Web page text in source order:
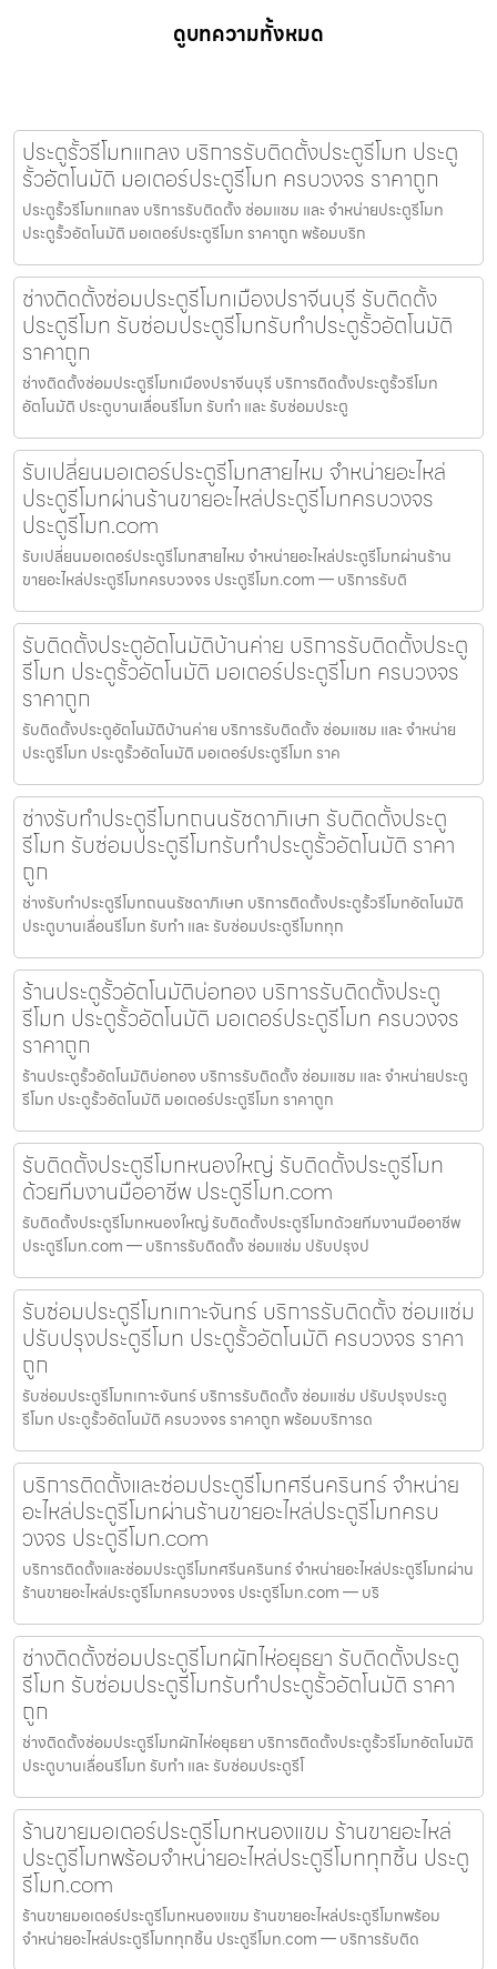
ดูบทความทั้งหมด
ประตูรั้วรีโมทแกลง บริการรับติดตั้งประตูรีโมท ประตู
รั้วอัตโนมัติ มอเตอร์ประตูรีโมท ครบวงจร ราคาถูก
ประตูรั้วรีโมทแกลง บริการรับติดตั้ง ซ่อมแซม และ จำหน่ายประตูรีโมท
ประตูรั้วอัตโนมัติ มอเตอร์ประตูรีโมท ราคาถูก พร้อมบริก
ช่างติดตั้งซ่อมประตูรีโมทเมืองปราจีนบุรี รับติดตั้ง
ประตูรีโมท รับซ่อมประตูรีโมทรับทำประตูรั้วอัตโนมัติ
ราคาถูก
ช่างติดตั้งซ่อมประตูรีโมทเมืองปราจีนบุรี บริการติดตั้งประตูรั้วรีโมท
อัตโนมัติ ประตูบานเลื่อนรีโมท รับทำ และ รับซ่อมประตู
รับเปลี่ยนมอเตอร์ประตูรีโมทสายไหม จำหน่ายอะไหล่
ประตูรีโมทผ่านร้านขายอะไหล่ประตูรีโมทครบวงจร
ประตูรีโมท.com
รับเปลี่ยนมอเตอร์ประตูรีโมทสายไหม จำหน่ายอะไหล่ประตูรีโมทผ่านร้าน
ขายอะไหล่ประตูรีโมทครบวงจร ประตูรีโมท.com — บริการรับติ
รับติดตั้งประตูอัตโนมัติบ้านค่าย บริการรับติดตั้งประตู
รีโมท ประตูรั้วอัตโนมัติ มอเตอร์ประตูรีโมท ครบวงจร
ราคาถูก
รับติดตั้งประตูอัตโนมัติบ้านค่าย บริการรับติดตั้ง ซ่อมแซม และ จำหน่าย
ประตูรีโมท ประตูรั้วอัตโนมัติ มอเตอร์ประตูรีโมท ราค
ช่างรับทำประตูรีโมทถนนรัชดาภิเษก รับติดตั้งประตู
รีโมท รับซ่อมประตูรีโมทรับทำประตูรั้วอัตโนมัติ ราคา
ถูก
ช่างรับทำประตูรีโมทถนนรัชดาภิเษก บริการติดตั้งประตูรั้วรีโมทอัตโนมัติ
ประตูบานเลื่อนรีโมท รับทำ และ รับซ่อมประตูรีโมททุก
ร้านประตูรั้วอัตโนมัติบ่อทอง บริการรับติดตั้งประตู
รีโมท ประตูรั้วอัตโนมัติ มอเตอร์ประตูรีโมท ครบวงจร
ราคาถูก
ร้านประตูรั้วอัตโนมัติบ่อทอง บริการรับติดตั้ง ซ่อมแซม และ จำหน่ายประตู
รีโมท ประตูรั้วอัตโนมัติ มอเตอร์ประตูรีโมท ราคาถูก
รับติดตั้งประตูรีโมทหนองใหญ่ รับติดตั้งประตูรีโมท
ด้วยทีมงานมืออาชีพ ประตูรีโมท.com
รับติดตั้งประตูรีโมทหนองใหญ่ รับติดตั้งประตูรีโมทด้วยทีมงานมืออาชีพ
ประตูรีโมท.com — บริการรับติดตั้ง ซ่อมแซ่ม ปรับปรุงป
รับซ่อมประตูรีโมทเกาะจันทร์ บริการรับติดตั้ง ซ่อมแซ่ม
ปรับปรุงประตูรีโมท ประตูรั้วอัตโนมัติ ครบวงจร ราคา
ถูก
รับซ่อมประตูรีโมทเกาะจันทร์ บริการรับติดตั้ง ซ่อมแซ่ม ปรับปรุงประตู
รีโมท ประตูรั้วอัตโนมัติ ครบวงจร ราคาถูก พร้อมบริการด
บริการติดตั้งและซ่อมประตูรีโมทศรีนครินทร์ จำหน่าย
อะไหล่ประตูรีโมทผ่านร้านขายอะไหล่ประตูรีโมทครบ
วงจร ประตูรีโมท.com
บริการติดตั้งและซ่อมประตูรีโมทศรีนครินทร์ จำหน่ายอะไหล่ประตูรีโมทผ่าน
ร้านขายอะไหล่ประตูรีโมทครบวงจร ประตูรีโมท.com — บริ
ช่างติดตั้งซ่อมประตูรีโมทผักไห่อยุธยา รับติดตั้งประตู
รีโมท รับซ่อมประตูรีโมทรับทำประตูรั้วอัตโนมัติ ราคา
ถูก
ช่างติดตั้งซ่อมประตูรีโมทผักไห่อยุธยา บริการติดตั้งประตูรั้วรีโมทอัตโนมัติ
ประตูบานเลื่อนรีโมท รับทำ และ รับซ่อมประตูรีโ
ร้านขายมอเตอร์ประตูรีโมทหนองแขม ร้านขายอะไหล่
ประตูรีโมทพร้อมจำหน่ายอะไหล่ประตูรีโมททุกชิ้น ประตู
รีโมท.com
ร้านขายมอเตอร์ประตูรีโมทหนองแขม ร้านขายอะไหล่ประตูรีโมทพร้อม
จำหน่ายอะไหล่ประตูรีโมททุกชิ้น ประตูรีโมท.com — บริการรับติด